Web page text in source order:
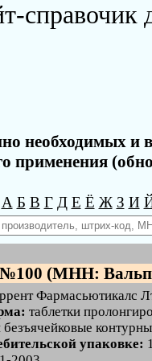
справочик
необходимых и
применения
А Б В Г Д Е Ё Ж З И
(МНН:
Фармасьютикалс
таблетки
упаковке: